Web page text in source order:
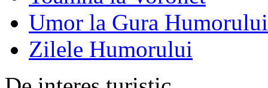
Umor la Gura Humorului
Zilele Humorului